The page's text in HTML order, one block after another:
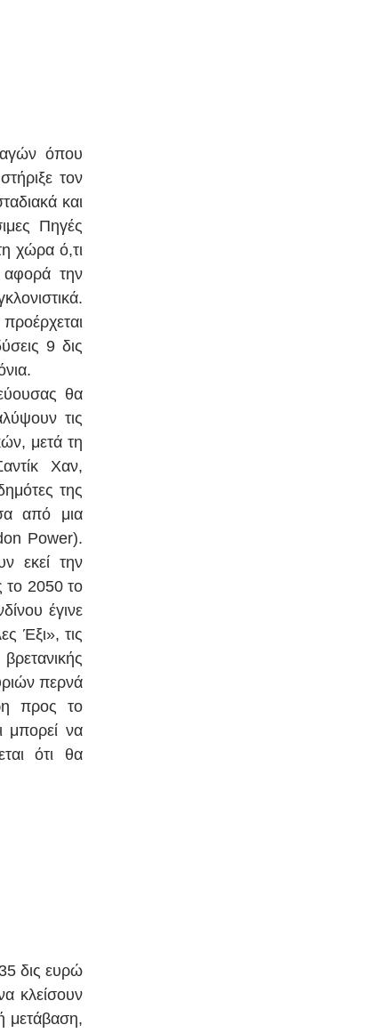
όπου
τον
και
Πηγές
χώρα ό,τι
αφορά την
9 δις
θα
τις
μετά τη
Χαν,
της
από μια
Power).
εκεί την
το 2050 το
έγινε
Έξι», τις
περνά
προς το
μπορεί να
ότι θα
δις ευρώ
κλείσουν
μετάβαση,